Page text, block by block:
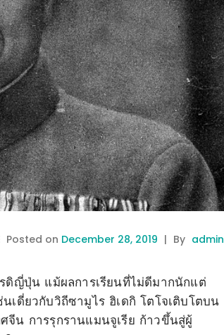
Posted on December 28, 2019 | By admin
รดิญี่ปุ่น แม้ผลการเรียนที่ไม่ดีมากนักแต่
เดี่ยวกับวิถีซามูไร ฮิเดกิ โตโจเติบโตบน
จีน การรุกรานแมนจูเรีย ก้าวขึ้นสู่ผู้